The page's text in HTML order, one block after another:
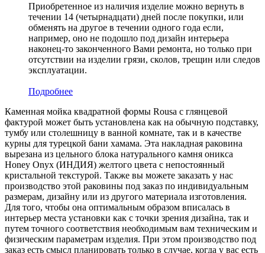
Приобретенное из наличия изделие можно вернуть в
течении 14 (четырнадцати) дней после покупки, или
обменять на другое в течении одного года если,
например, оно не подошло под дизайн интерьера
наконец-то законченного Вами ремонта, но только при
отсутствии на изделии грязи, сколов, трещин или следов
эксплуатации.
Подробнее
Каменная мойка квадратной формы Rousa с глянцевой
фактурой может быть установлена как на обычную подставку,
тумбу или столешницу в ванной комнате, так и в качестве
курны для турецкой бани хамама. Эта накладная раковина
вырезана из цельного блока натурального камня оникса
Honey Onyx (ИНДИЯ) желтого цвета c непостоянный
кристальной текстурой. Также вы можете заказать у нас
производство этой раковины под заказ по индивидуальным
размерам, дизайну или из другого материала изготовления.
Для того, чтобы она оптимальным образом вписалась в
интерьер места установки как с точки зрения дизайна, так и
путем точного соответствия необходимым вам техническим и
физическим параметрам изделия. При этом производство под
заказ есть смысл планировать только в случае, когда у вас есть